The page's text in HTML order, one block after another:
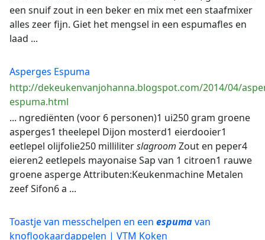
een snuif zout in een beker en mix met een staafmixer
alles zeer fijn. Giet het mengsel in een espumafles en
laad ...
Asperges Espuma
http://dekeukenvanjohanna.blogspot.com/2014/04/
espuma.html
... ngrediënten (voor 6 personen)1 ui250 gram groene
asperges1 theelepel Dijon mosterd1 eierdooier1
eetlepel olijfolie250 milliliterslagroom Zout en peper4
eieren2 eetlepels mayonaise Sap van 1 citroen1 rauwe
groene asperge Attributen:Keukenmachine Metalen
zeef Sifon6 a ...
Toastje van messchelpen en een espumavan
knoflookaardappelen | VTM Koken